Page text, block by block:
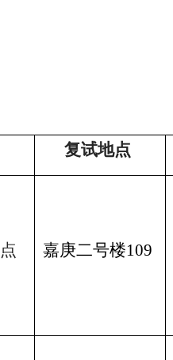
复试地点
点 嘉庚二号楼109